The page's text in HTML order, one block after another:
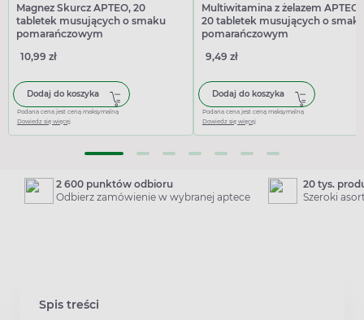
Magnez Skurcz APTEO, 20
tabletek musujących o smaku
pomarańczowym
10,99 zł
Dodaj do koszyka
Podana cena jest ceną maksymalną
Dowiedz się więcej
Multiwitamina z żelazem APTEO,
20 tabletek musujących o
pomarańczowym
9,49 zł
Dodaj do koszyka
Podana cena jest ceną maksymalną
Dowiedz się więcej
2 600 punktów odbioru
Odbierz zamówienie w wybranej aptece
20 tys.
Szeroki
Spis treści